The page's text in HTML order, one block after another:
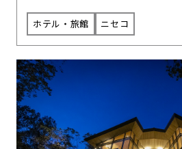
ホテル・旅館 ニセコ